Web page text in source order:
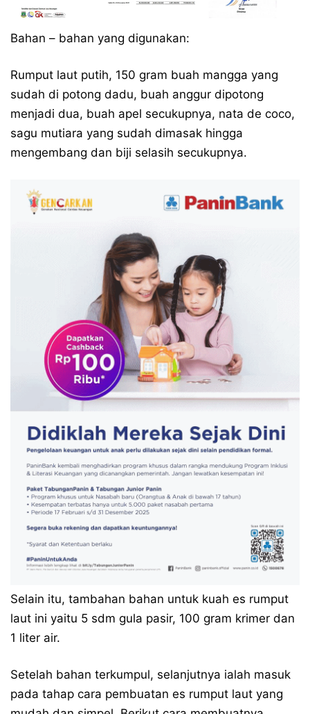
Bahan – bahan yang digunakan:
Rumput laut putih, 150 gram buah mangga yang
sudah di potong dadu, buah anggur dipotong
menjadi dua, buah apel secukupnya, nata de coco,
sagu mutiara yang sudah dimasak hingga
mengembang dan biji selasih secukupnya.
Selain itu, tambahan bahan untuk kuah es rumput
laut ini yaitu 5 sdm gula pasir, 100 gram krimer dan
1 liter air.
Setelah bahan terkumpul, selanjutnya ialah masuk
pada tahap cara pembuatan es rumput laut yang